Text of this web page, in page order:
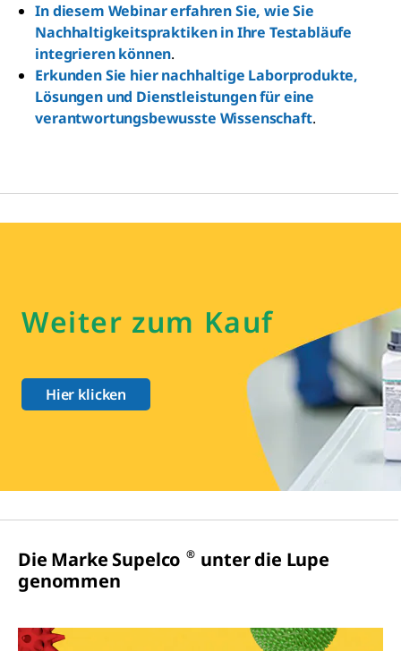
In diesem Webinar erfahren Sie, wie Sie
Nachhaltigkeitspraktiken in Ihre Testabläufe
integrieren können.
Erkunden Sie hier nachhaltige Laborprodukte,
Lösungen und Dienstleistungen für eine
verantwortungsbewusste Wissenschaft.
Weiter zum Kauf
Hier klicken
Die Marke Supelco ® unter die Lupe
genommen